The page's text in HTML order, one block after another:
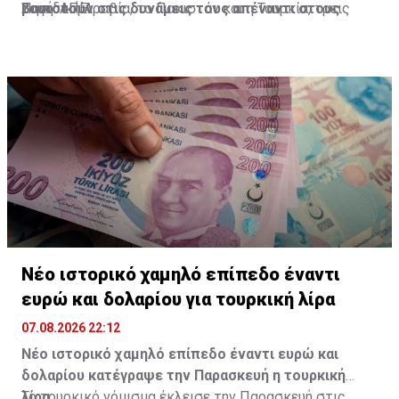
βασιστούν στις δυνάμεις τους απέναντι στους
Σαουδική Αραβία, το Πακιστάν και η Τουρκία, τρεις
πετρελαίου του Κόλπου.
του.
Πηγή: ΑΠΕ
Νέο ιστορικό χαμηλό επίπεδο έναντι
ευρώ και δολαρίου για τουρκική λίρα
07.08.2026 22:12
Νέο ιστορικό χαμηλό επίπεδο έναντι ευρώ και
δολαρίου κατέγραψε την Παρασκευή η τουρκική